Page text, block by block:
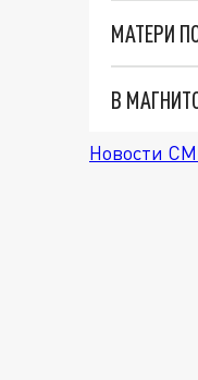
МАТЕРИ
В
Новости